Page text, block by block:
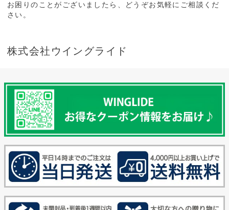
お困りのことがございましたら、どうぞお気軽にご相談くだ
さい。
株式会社ウイングライド